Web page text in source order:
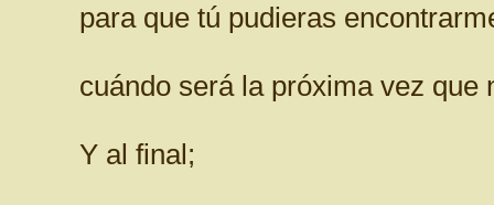
para que tú pudieras
cuándo será la próxima vez que
Y al final;